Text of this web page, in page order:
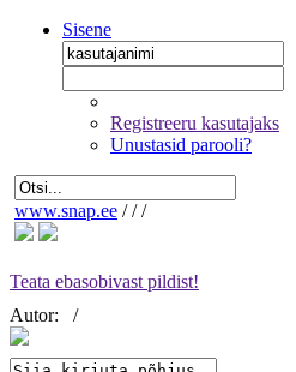
Sisene
Registreeru kasutajaks
Unustasid parooli?
www.snap.ee / / /
Teata ebasobivast pildist!
Autor:
/